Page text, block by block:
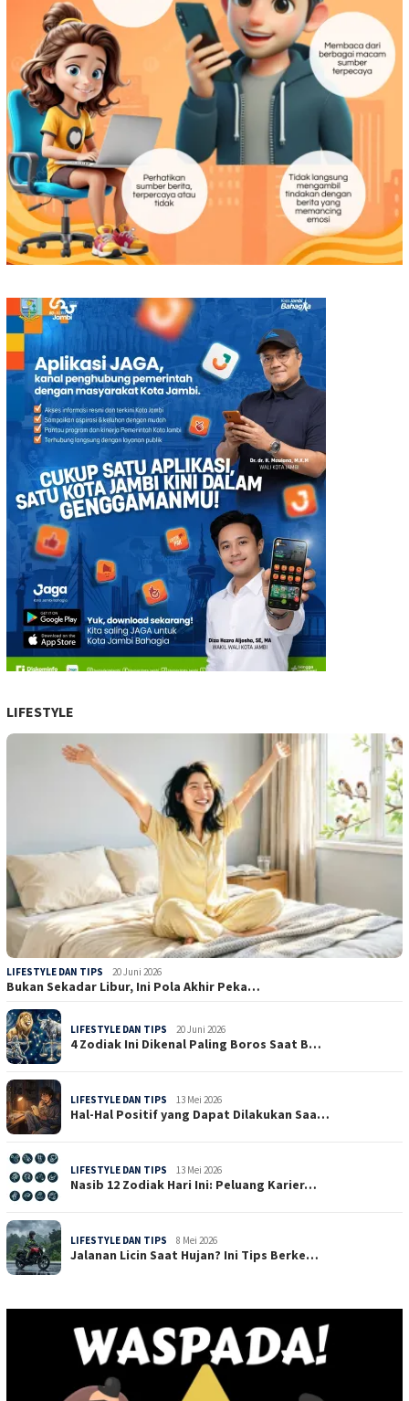
LIFESTYLE
LIFESTYLE DAN TIPS 20 Juni 2026
Bukan Sekadar Libur, Ini Pola Akhir Peka…
LIFESTYLE DAN TIPS 20 Juni 2026
4 Zodiak Ini Dikenal Paling Boros Saat B…
LIFESTYLE DAN TIPS 13 Mei 2026
Hal-Hal Positif yang Dapat Dilakukan Saa…
LIFESTYLE DAN TIPS 13 Mei 2026
Nasib 12 Zodiak Hari Ini: Peluang Karier…
LIFESTYLE DAN TIPS 8 Mei 2026
Jalanan Licin Saat Hujan? Ini Tips Berke…